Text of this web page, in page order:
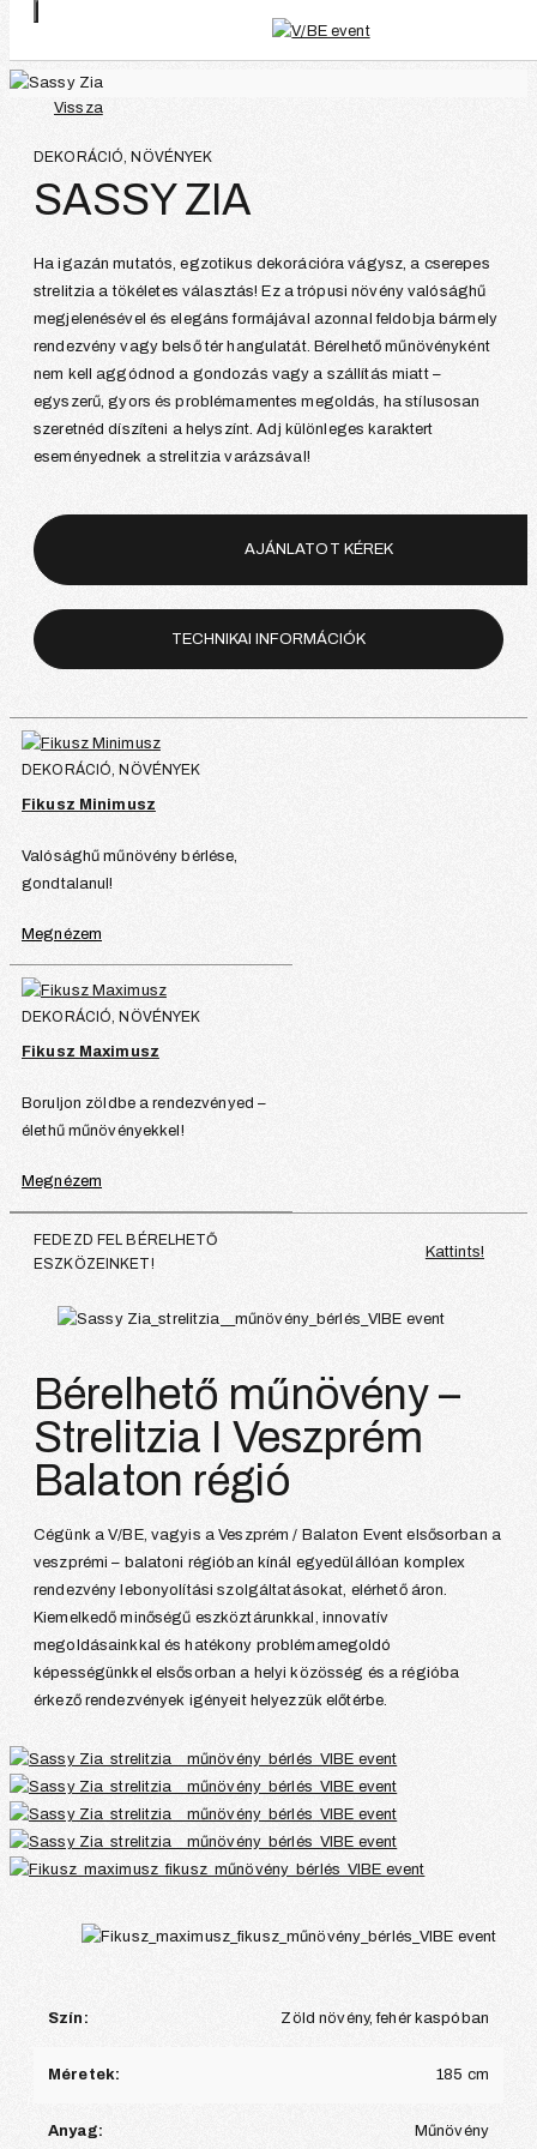
Vissza
DEKORÁCIÓ, NÖVÉNYEK
SASSY ZIA
Ha igazán mutatós, egzotikus dekorációra vágysz, a cserepes
strelitzia a tökéletes választás! Ez a trópusi növény valósághű
megjelenésével és elegáns formájával azonnal feldobja bármely
rendezvény vagy belső tér hangulatát. Bérelhető műnövényként
nem kell aggódnod a gondozás vagy a szállítás miatt –
egyszerű, gyors és problémamentes megoldás, ha stílusosan
szeretnéd díszíteni a helyszínt. Adj különleges karaktert
eseményednek a strelitzia varázsával!
AJÁNLATOT KÉREK
TECHNIKAI INFORMÁCIÓK
DEKORÁCIÓ, NÖVÉNYEK
Fikusz Minimusz
Valósághű műnövény bérlése,
gondtalanul!
Megnézem
DEKORÁCIÓ, NÖVÉNYEK
Fikusz Maximusz
Boruljon zöldbe a rendezvényed –
élethű műnövényekkel!
Megnézem
FEDEZD FEL BÉRELHETŐ
ESZKÖZEINKET!
Kattints!
Bérelhető műnövény –
Strelitzia I Veszprém
Balaton régió
Cégünk a V/BE, vagyis a Veszprém / Balaton Event elsősorban a
veszprémi – balatoni régióban kínál egyedülállóan komplex
rendezvény lebonyolítási szolgáltatásokat, elérhető áron.
Kiemelkedő minőségű eszköztárunkkal, innovatív
megoldásainkkal és hatékony problémamegoldó
képességünkkel elsősorban a helyi közösség és a régióba
érkező rendezvények igényeit helyezzük előtérbe.
Szín: Zöld növény, fehér kaspóban
Méretek: 185 cm
Anyag: Műnövény